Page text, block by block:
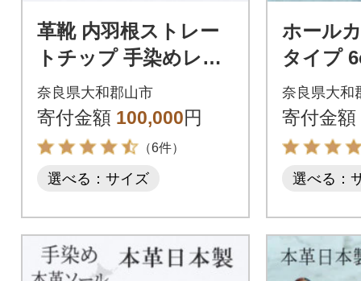
革靴 内羽根ストレー
トチップ 手染めレザ
ー 本革底 紐タイプ N
o.378 モノクロ 26.5c
m
奈良県大和郡山市
寄付金額 100,000円
（6件）
選べる：サイズ
ホール
タイプ
レット
380 モ
奈良県大和
寄付金額
選べる：